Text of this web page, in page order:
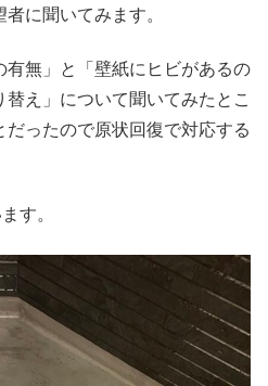
に聞いてみます。
無」と「壁紙にヒビがあるの
え」について聞いてみたとこ
ったので原状回復で対応する
す。